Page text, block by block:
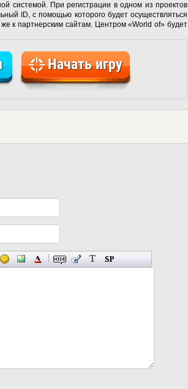
системой. При регистрации в одном из проектов
ID, с помощью которого будет осуществляться
к партнерским сайтам. Центром «World of» будет
Начать игру